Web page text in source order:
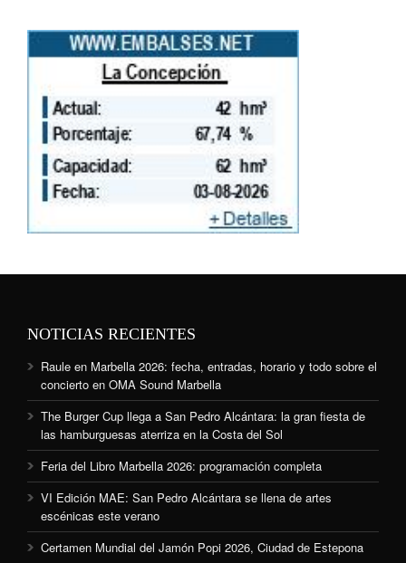
NOTICIAS RECIENTES
Raule en Marbella 2026: fecha, entradas, horario y todo sobre el
concierto en OMA Sound Marbella
The Burger Cup llega a San Pedro Alcántara: la gran fiesta de
las hamburguesas aterriza en la Costa del Sol
Feria del Libro Marbella 2026: programación completa
VI Edición MAE: San Pedro Alcántara se llena de artes
escénicas este verano
Certamen Mundial del Jamón Popi 2026, Ciudad de Estepona